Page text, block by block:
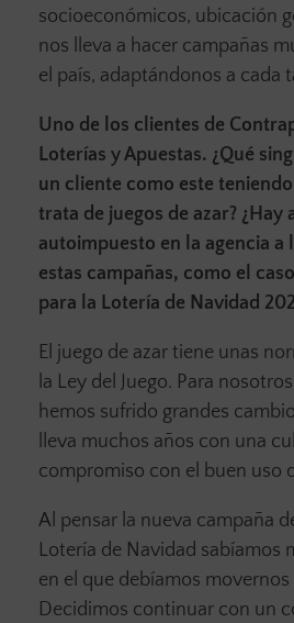
socioeconómicos, ubicación
nos lleva a hacer campañas
el país, adaptándonos a cada
Uno de los clientes de
Loterías y Apuestas. ¿Qué
un cliente como este
trata de juegos de azar?
autoimpuesto en la agencia a
estas campañas, como el caso
para la Lotería de Navidad
El juego de azar tiene unas
la Ley del Juego. Para
hemos sufrido grandes
lleva muchos años con una
compromiso con el buen uso
Al pensar la nueva campaña
Lotería de Navidad sabíamos
en el que debíamos
Decidimos continuar con un